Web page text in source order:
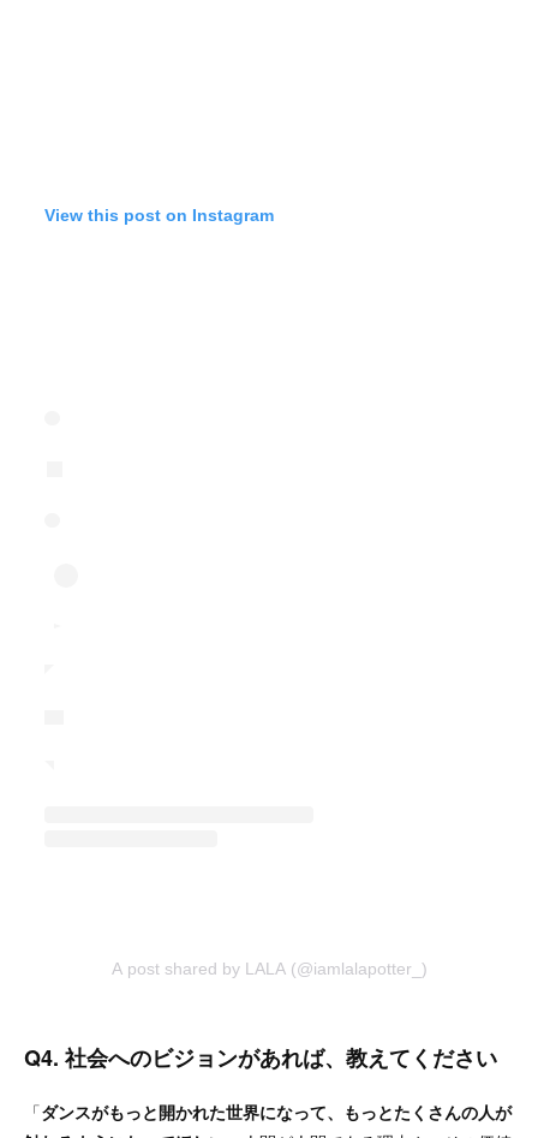
View this post on Instagram
A post shared by LALA (@iamlalapotter_)
Q4. 社会へのビジョンがあれば、教えてください
「ダンスがもっと開かれた世界になって、もっとたくさんの人が